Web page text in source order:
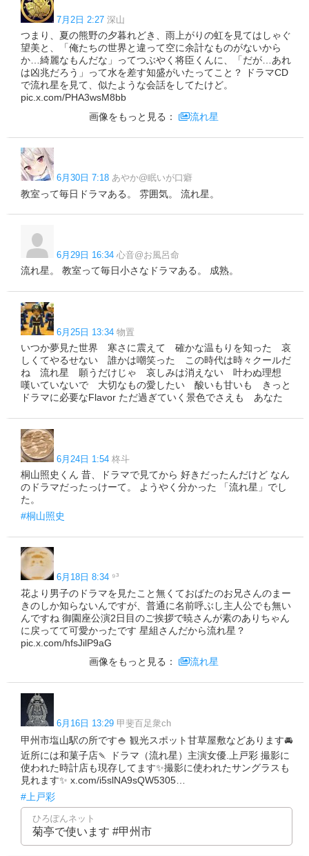
7月2日 2:27 深山
つまり、夏の熊野の夕暮れどき、雨上がりの虹を見てはしゃぐ
望美と、「俺たちの世界と違って空に余計なものがないから
か…綺麗なもんだな」ってつぶやく将臣くんに、「だが…あれ
は凶兆だろう」って水を差す知盛がいたってこと？ ドラマCD
で流れ星を見て、似たような会話をしてたけど。
pic.x.com/PHA3wsM8bb
画像をもっと見る：
流れ星
6月30日 7:18 あやか@眠いが口癖
教室って毎日ドラマある。 雰囲気。 流れ星。
6月29日 16:34 心音@お風呂命
流れ星。 教室って毎日小さなドラマある。 成熟。
6月25日 13:34 物置
いつか夢見た世界 寒さに震えて 確かな温もりを知った 哀
しくてやるせない 誰かは嘲笑った この時代は時々クールだ
ね 流れ星 願うだけじゃ 哀しみは消えない 叶わぬ理想
嘆いていないで 大切なもの愛したい 酸いも甘いも きっと
ドラマに必要なFlavor ただ過ぎていく景色でさえも あなた
6月24日 1:54 柊斗
桐山照史くん 昔、ドラマで見てから 好きだったんだけど なん
のドラマだったっけーて。 ようやく分かった 「流れ星」でし
た。
#桐山照史
6月18日 8:34 ⁹³
花より男子のドラマを見たこと無くておばたのお兄さんのまー
きのしか知らないんですが、普通に名前呼ぶし主人公でも無い
んですね 御園座公演2日目のご挨拶で暁さんが素のありちゃん
に戻ってて可愛かったです 星組さんだから流れ星？
pic.x.com/hfsJilP9aG
画像をもっと見る：
流れ星
6月16日 13:29 甲斐百足衆ch
甲州市塩山駅の所です🍚 観光スポット甘草屋敷などあります🚘️
近所には和菓子店🍡 ドラマ（流れ星）主演女優.上戸彩 撮影に
使われた時計店も現存してます✨️撮影に使われたサングラスも
見れます✨️ x.com/i5slNA9sQW5305…
#上戸彩
ひろぽんネット
菊亭で使います #甲州市